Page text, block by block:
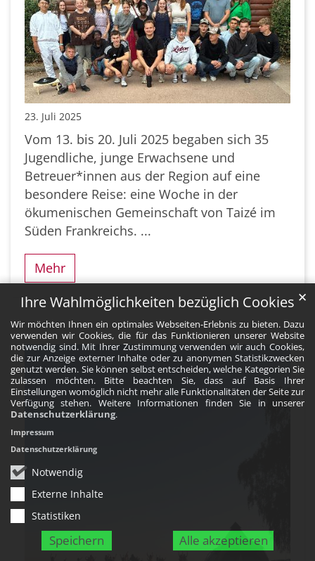
Ihre Wahlmöglichkeiten bezüglich Cookies
Wir möchten Ihnen ein optimales Webseiten-Erlebnis zu bieten. Dazu
verwenden wir Cookies, die für das Funktionieren unserer Website
notwendig sind. Mit Ihrer Zustimmung verwenden wir auch Cookies,
die zur Anzeige externer Inhalte oder zu anonymen Statistikzwecken
genutzt werden. Sie können selbst entscheiden, welche Kategorien Sie
zulassen möchten. Bitte beachten Sie, dass auf Basis Ihrer
Einstellungen womöglich nicht mehr alle Funktionalitäten der Seite zur
Verfügung stehen. Weitere Informationen finden Sie in unserer
Datenschutzerklärung.
Notwendig
Externe Inhalte
Statistiken
Speichern Alle akzeptieren
✕
Impressum
Datenschutzerklärung
23. Juli 2025
Vom 13. bis 20. Juli 2025 begaben sich 35
Jugendliche, junge Erwachsene und
Betreuer*innen aus der Region auf eine
besondere Reise: eine Woche in der
ökumenischen Gemeinschaft von Taizé im
Süden Frankreichs. ...
Mehr